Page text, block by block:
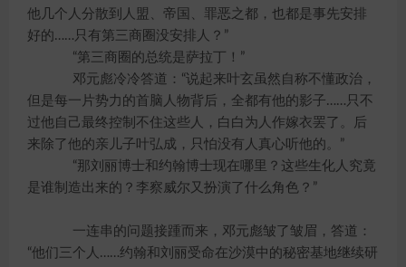
他几个人分散到人盟、帝国、罪恶之都，也都是事先安排
好的……只有第三商圈没安排人？”
“第三商圈的总统是萨拉丁！”
邓元彪冷冷答道：“说起来叶玄虽然自称不懂政治，
但是每一片势力的首脑人物背后，全都有他的影子……只不
过他自己最终控制不住这些人，白白为人作嫁衣罢了。后
来除了他的亲儿子叶弘成，只怕没有人真心听他的。”
“那刘丽博士和约翰博士现在哪里？这些生化人究竟
是谁制造出来的？李察威尔又扮演了什么角色？”
一连串的问题接踵而来，邓元彪皱了皱眉，答道：
“他们三个人……约翰和刘丽受命在沙漠中的秘密基地继续研